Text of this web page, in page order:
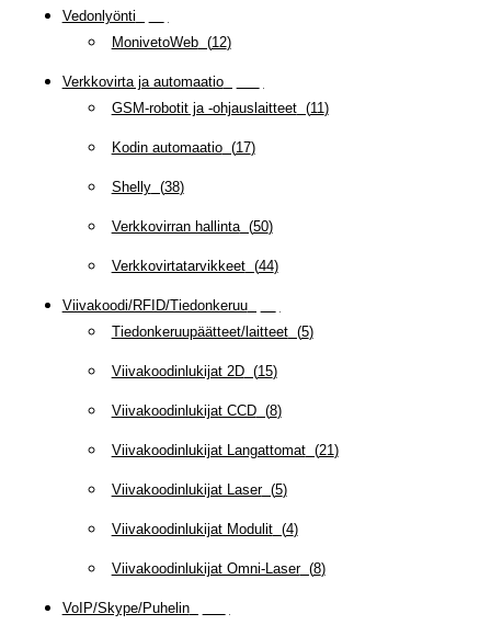
Vedonlyönti
MonivetoWeb(12)
Verkkovirta ja automaatio(
GSM-robotit ja -ohjauslaitteet(11)
Kodin automaatio(17)
Shelly(38)
Verkkovirran hallinta(50)
Verkkovirtatarvikkeet(44)
Viivakoodi/RFID/Tiedonkeruu(
Tiedonkeruupäätteet/laitteet(5)
Viivakoodinlukijat 2D(15)
Viivakoodinlukijat CCD(8)
Viivakoodinlukijat Langattomat(21)
Viivakoodinlukijat Laser(5)
Viivakoodinlukijat Modulit(4)
Viivakoodinlukijat Omni-Laser(8)
VoIP/Skype/Puhelin(